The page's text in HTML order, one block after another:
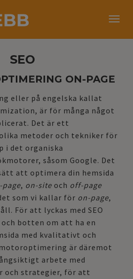
SEO
ON-PAGE
eller på engelska kallat
är för många något
Det är ett
metoder och tekniker för
i det organiska
såsom Google. Det
att optimera din hemsida
page, on-site och off-page
som vi kallar för on-page,
För att lyckas med SEO
botten om att ha en
med kvalitativt och
är däremot
arbete med
och strategier, för att